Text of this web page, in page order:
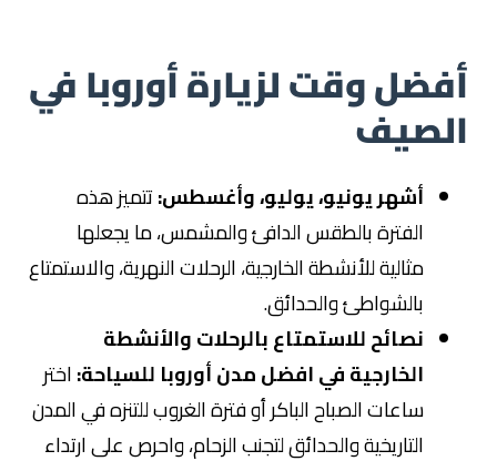
أفضل وقت لزيارة أوروبا في
الصيف
أشهر يونيو، يوليو، وأغسطس:تتميز هذه
الفترة بالطقس الدافئ والمشمس، ما يجعلها
مثالية للأنشطة الخارجية، الرحلات النهرية، والاستمتاع
بالشواطئ والحدائق.
نصائح للاستمتاع بالرحلات والأنشطة
الخارجية في افضل مدن أوروبا للسياحة:اختر
ساعات الصباح الباكر أو فترة الغروب للتنزه في المدن
التاريخية والحدائق لتجنب الزحام، واحرص على ارتداء